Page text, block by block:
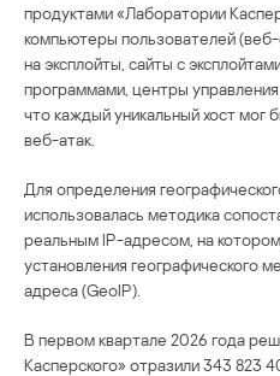
продуктами «Лаборатории
компьютеры пользователей
на эксплойты, сайты с
программами, центры
что каждый уникальный хост мог
веб-атак.
Для определения
использовалась методика
реальным IP-адресом, на
установления географического
адреса (GeoIP).
В первом квартале 2026 года
Касперского» отразили 343 823